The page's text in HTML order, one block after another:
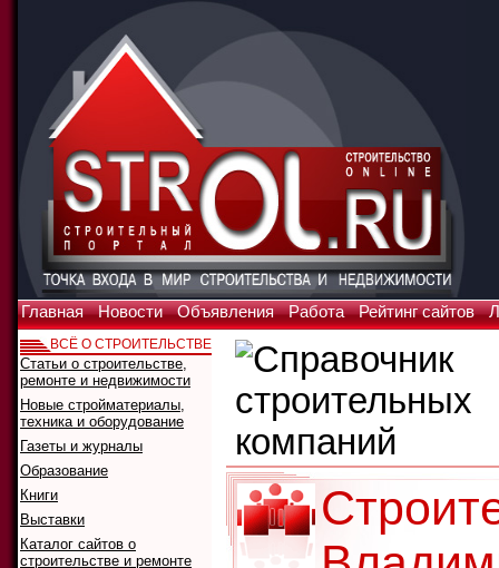
Главная Новости Объявления Работа Рейтинг сайтов
ВСЁ О СТРОИТЕЛЬСТВЕ
Статьи о строительстве,
ремонте и недвижимости
Новые стройматериалы,
техника и оборудование
Газеты и журналы
Образование
Книги
Выставки
Каталог сайтов о
строительстве и ремонте